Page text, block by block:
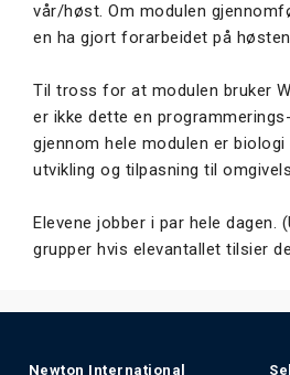
vår/høst. Om modulen
en ha gjort forarbeidet på
Til tross for at modulen bruker
er ikke dette en
gjennom hele modulen er
utvikling og tilpasning til
Elevene jobber i par hele dagen.
grupper hvis elevantallet tilsier
Newton International